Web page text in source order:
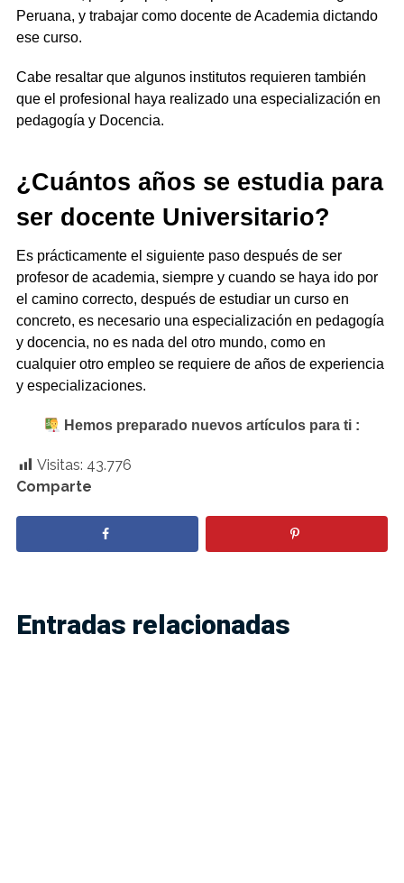
Peruana, y trabajar como docente de Academia dictando
ese curso.
Cabe resaltar que algunos institutos requieren también
que el profesional haya realizado una especialización en
pedagogía y Docencia.
¿Cuántos años se estudia para
ser docente Universitario?
Es prácticamente el siguiente paso después de ser
profesor de academia, siempre y cuando se haya ido por
el camino correcto, después de estudiar un curso en
concreto, es necesario una especialización en pedagogía
y docencia, no es nada del otro mundo, como en
cualquier otro empleo se requiere de años de experiencia
y especializaciones.
Hemos preparado nuevos artículos para ti :
Visitas: 43.776
Comparte
Entradas relacionadas